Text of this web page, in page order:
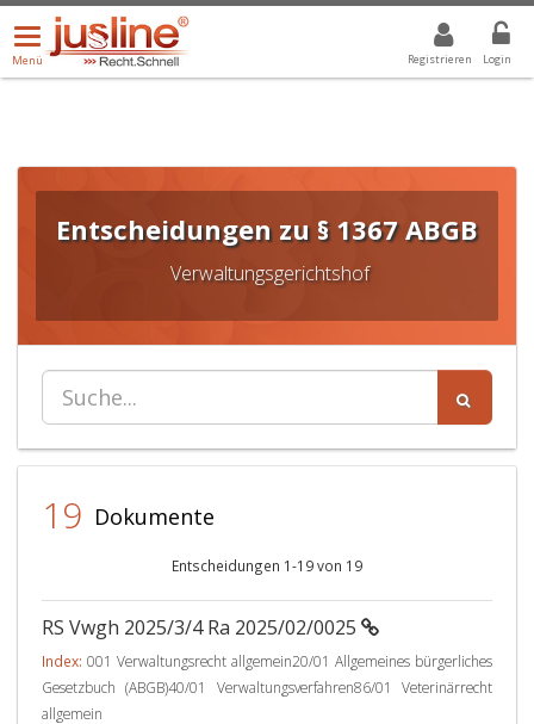
Registrieren Login
Menü
öffnen/schließen
Menü
ALLE DROPDOWN: GEWÄHLTER WERT IST ALLE
Entscheidungen zu § 1367 ABGB
Verwaltungsgerichtshof
19 Dokumente
Entscheidungen 1-19 von 19
RS Vwgh 2025/3/4 Ra 2025/02/0025
Index: 001 Verwaltungsrecht allgemein20/01 Allgemeines bürgerliches
Gesetzbuch (ABGB)40/01 Verwaltungsverfahren86/01 Veterinärrecht
allgemein